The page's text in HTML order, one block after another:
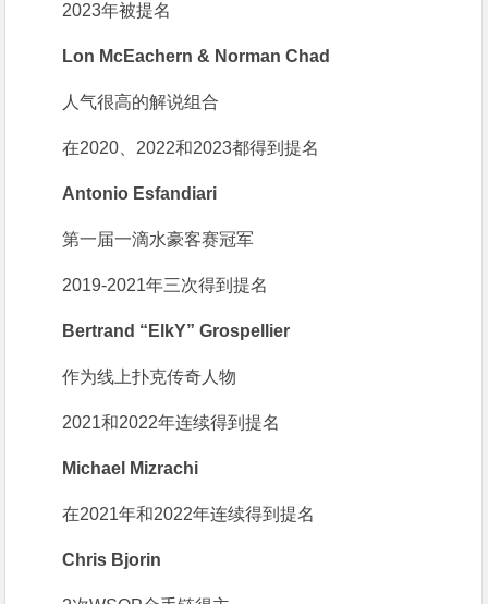
2023年被提名
Lon McEachern & Norman Chad
人气很高的解说组合
在2020、2022和2023都得到提名
Antonio Esfandiari
第一届一滴水豪客赛冠军
2019-2021年三次得到提名
Bertrand “ElkY” Grospellier
作为线上扑克传奇人物
2021和2022年连续得到提名
Michael Mizrachi
在2021年和2022年连续得到提名
Chris Bjorin